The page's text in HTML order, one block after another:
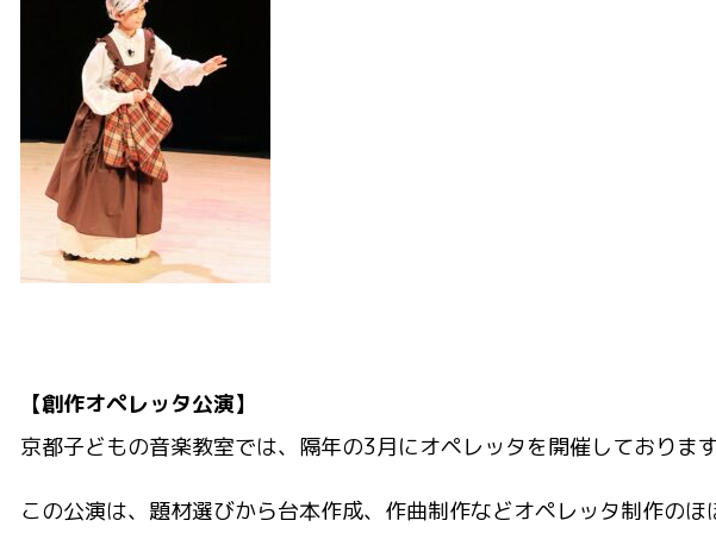
【創作オペレッタ公演】
京都子どもの音楽教室では、隔年の3月にオペレッタを開催しております
この公演は、題材選びから台本作成、作曲制作などオペレッタ制作のほ